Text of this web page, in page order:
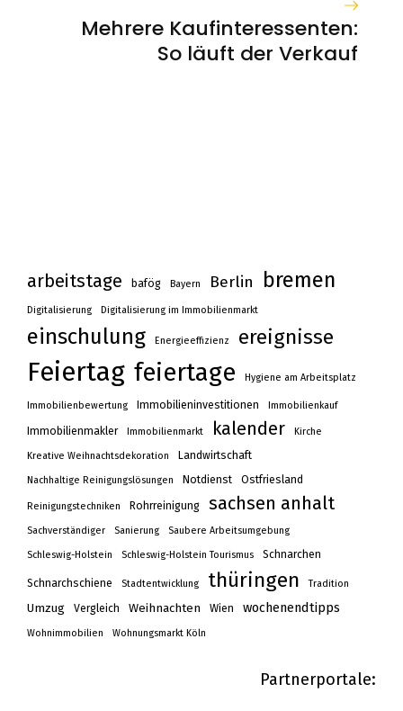
Mehrere Kaufinteressenten:
So läuft der Verkauf
arbeitstage bafög Bayern Berlin bremen
Digitalisierung Digitalisierung im Immobilienmarkt
einschulung Energieeffizienz ereignisse
Feiertag feiertage Hygiene am Arbeitsplatz
Immobilienbewertung Immobilieninvestitionen Immobilienkauf
Immobilienmakler Immobilienmarkt kalender Kirche
Kreative Weihnachtsdekoration Landwirtschaft
Nachhaltige Reinigungslösungen Notdienst Ostfriesland
Reinigungstechniken Rohrreinigung sachsen anhalt
Sachverständiger Sanierung Saubere Arbeitsumgebung
Schleswig-Holstein Schleswig-Holstein Tourismus Schnarchen
Schnarchschiene Stadtentwicklung thüringen Tradition
Umzug Vergleich Weihnachten Wien wochenendtipps
Wohnimmobilien Wohnungsmarkt Köln
Partnerportale: